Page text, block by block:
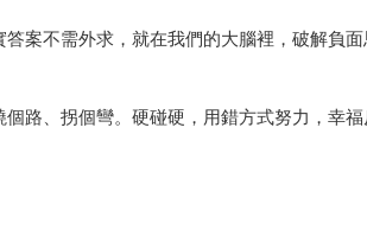
答案不需外求，就在我們的大腦裡，破解
路、拐個彎。硬碰硬，用錯方式努力，幸